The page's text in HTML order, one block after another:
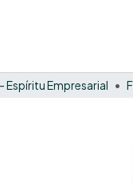
Espíritu Empresarial